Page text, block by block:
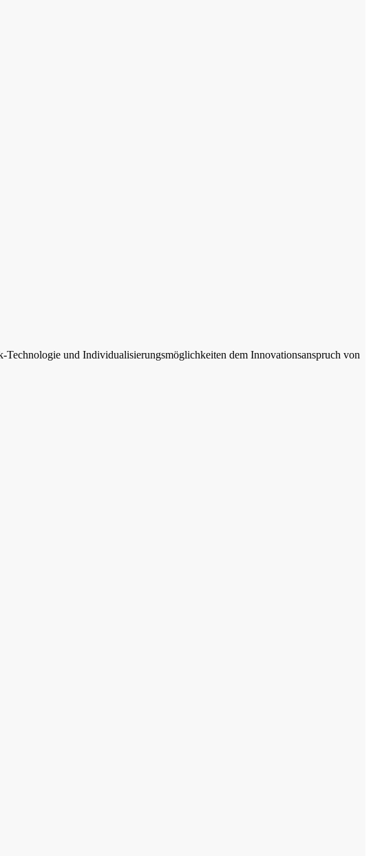
und Individualisierungsmöglichkeiten dem Innovationsanspruch von